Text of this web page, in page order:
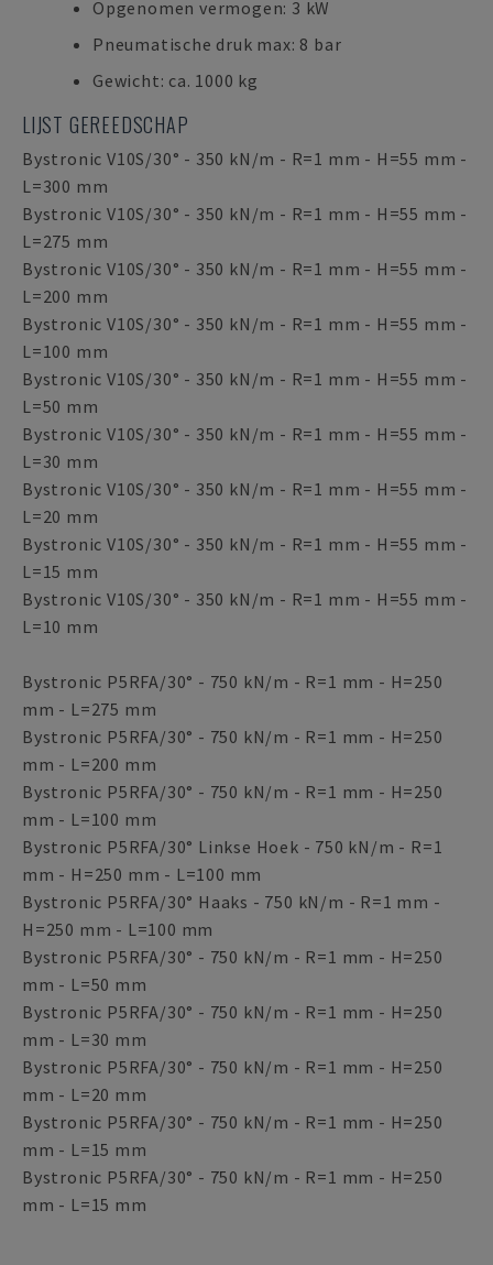
Opgenomen vermogen: 3 kW
Pneumatische druk max: 8 bar
Gewicht: ca. 1000 kg
LIJST GEREEDSCHAP
Bystronic V10S/30° - 350 kN/m - R=1 mm - H=55 mm -
L=300 mm
Bystronic V10S/30° - 350 kN/m - R=1 mm - H=55 mm -
L=275 mm
Bystronic V10S/30° - 350 kN/m - R=1 mm - H=55 mm -
L=200 mm
Bystronic V10S/30° - 350 kN/m - R=1 mm - H=55 mm -
L=100 mm
Bystronic V10S/30° - 350 kN/m - R=1 mm - H=55 mm -
L=50 mm
Bystronic V10S/30° - 350 kN/m - R=1 mm - H=55 mm -
L=30 mm
Bystronic V10S/30° - 350 kN/m - R=1 mm - H=55 mm -
L=20 mm
Bystronic V10S/30° - 350 kN/m - R=1 mm - H=55 mm -
L=15 mm
Bystronic V10S/30° - 350 kN/m - R=1 mm - H=55 mm -
L=10 mm
Bystronic P5RFA/30° - 750 kN/m - R=1 mm - H=250
mm - L=275 mm
Bystronic P5RFA/30° - 750 kN/m - R=1 mm - H=250
mm - L=200 mm
Bystronic P5RFA/30° - 750 kN/m - R=1 mm - H=250
mm - L=100 mm
Bystronic P5RFA/30° Linkse Hoek - 750 kN/m - R=1
mm - H=250 mm - L=100 mm
Bystronic P5RFA/30° Haaks - 750 kN/m - R=1 mm -
H=250 mm - L=100 mm
Bystronic P5RFA/30° - 750 kN/m - R=1 mm - H=250
mm - L=50 mm
Bystronic P5RFA/30° - 750 kN/m - R=1 mm - H=250
mm - L=30 mm
Bystronic P5RFA/30° - 750 kN/m - R=1 mm - H=250
mm - L=20 mm
Bystronic P5RFA/30° - 750 kN/m - R=1 mm - H=250
mm - L=15 mm
Bystronic P5RFA/30° - 750 kN/m - R=1 mm - H=250
mm - L=15 mm